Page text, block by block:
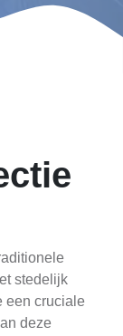
stedelijk
een cruciale
deze